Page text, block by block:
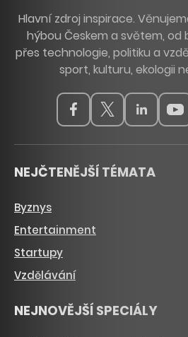
Hlavní zdroj inspirace.
hýbou Českem a světem,
přes technologie, politiku a
sport, kulturu, ekologii
NEJČTENĚJŠÍ TÉMATA
Byznys
Entertainment
Startupy
Vzdělávání
NEJNOVĚJŠÍ SPECIÁLY